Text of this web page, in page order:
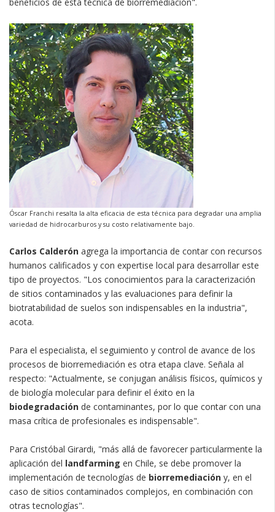
Óscar Franchi resalta la alta eficacia de esta técnica para degradar una amplia
variedad de hidrocarburos y su costo relativamente bajo.
Carlos Calderón agrega la importancia de contar con recursos
humanos calificados y con expertise local para desarrollar este
tipo de proyectos. "Los conocimientos para la caracterización
de sitios contaminados y las evaluaciones para definir la
biotratabilidad de suelos son indispensables en la industria",
acota.
Para el especialista, el seguimiento y control de avance de los
procesos de biorremediación es otra etapa clave. Señala al
respecto: "Actualmente, se conjugan análisis físicos, químicos y
de biología molecular para definir el éxito en la
biodegradación de contaminantes, por lo que contar con una
masa crítica de profesionales es indispensable".
Para Cristóbal Girardi, "más allá de favorecer particularmente la
aplicación del landfarming en Chile, se debe promover la
implementación de tecnologías de biorremediación y, en el
caso de sitios contaminados complejos, en combinación con
otras tecnologías".